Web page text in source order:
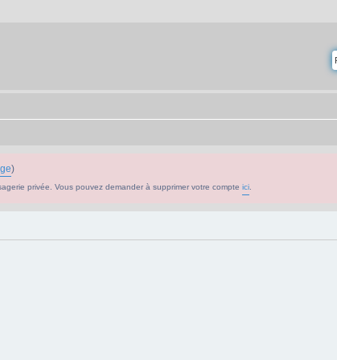
)
privée. Vous pouvez demander à supprimer votre compte ici